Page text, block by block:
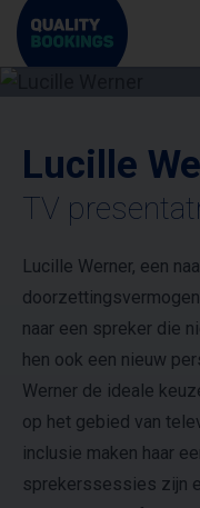
Lucille
TV
Lucille Werner, een
naar een spreker die
hen ook een nieuw
Werner de ideale
op het gebied van
inclusie maken haar
sprekerssessies zijn